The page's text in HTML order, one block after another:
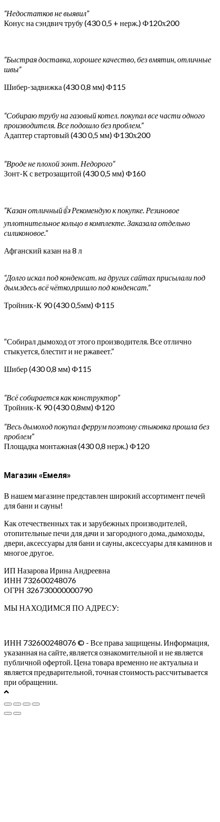
“Недостатков не выявил”
Конус на сэндвич трубу (430 0,5 + нерж.) Ф120х200
“Быстрая доставка, хорошее качество, без вмятин, отличные
швы”
Шибер-задвижка (430 0,8 мм) Ф115
“Собираю трубу на газовый котел. покупал все части одного
производителя. Все подошло без проблем.”
Адаптер стартовый (430 0,5 мм) Ф130х200
“Вроде не плохой зонт. Недорого”
Зонт-К с ветрозащитой (430 0,5 мм) Ф160
“Казан отличный👍 Рекомендую к покупке. Резиновое
уплотнительное кольцо в комплекте. Заказала отдельно
силиконовое.”
Афганский казан на 8 л
“Долго искал под конденсат. на других сайтах присылали под
дым.здесь всё чётко,пришло под конденсат.”
Тройник-К 90 (430 0,5мм) Ф115
“Собирал дымоход от этого производителя. Все отлично
стыкуется, блестит и не ржавеет.”
Шибер (430 0,8 мм) Ф115
“Всё собирается как конструктор”
Тройник-К 90 (430 0,8мм) Ф120
“Весь дымоход покупал феррум поэтому стыковка прошла без
проблем”
Площадка монтажная (430 0,8 нерж.) Ф120
Магазин «Емеля»
В нашем магазине представлен широкий ассортимент печей
для бани и сауны!
Как отечественных так и зарубежных производителей,
отопительные печи для дачи и загородного дома, дымоходы,
двери, аксессуары для бани и сауны, аксессуары для каминов и
многое другое.
ИП Назарова Ирина Андреевна⁠
ИНН 732600248076
ОГРН 326730000000790
МЫ НАХОДИМСЯ ПО АДРЕСУ:
ИНН 732600248076 © - Все права защищены. Информация,
указанная на сайте, является ознакомительной и не является
публичной офертой. Цена товара временно не актуальна и
является предварительной, точная стоимость рассчитывается
при обращении.